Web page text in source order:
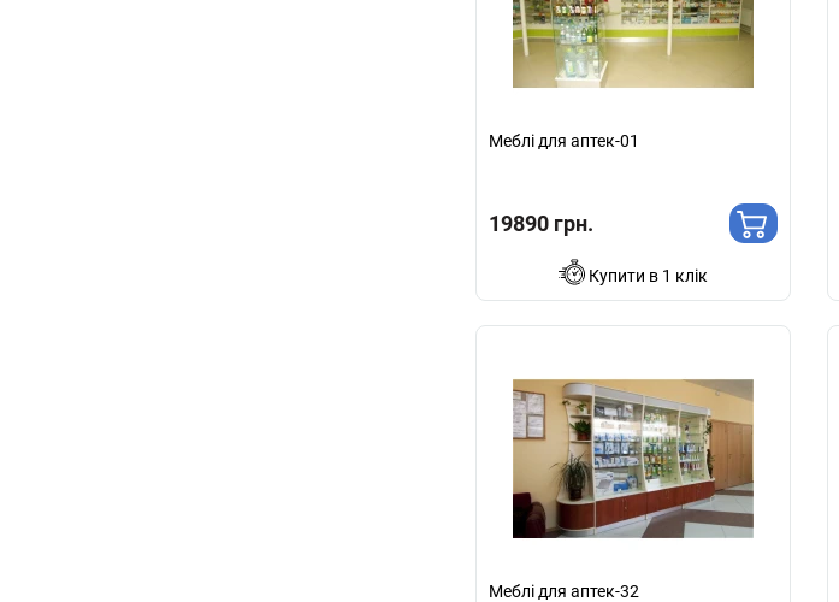
Меблі для аптек-01
19890 грн.
Купити в 1 клік
Меблі для аптек-32